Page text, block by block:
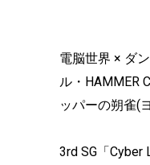
電脳世界 × ダ
ル・HAMMER
ッパーの朔雀(
3rd SG「Cyber